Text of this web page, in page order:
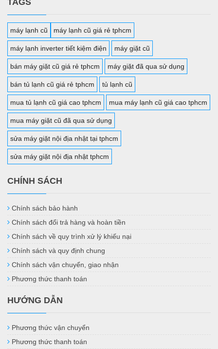
máy lạnh cũ máy lạnh cũ giá rẻ tphcm
máy lạnh inverter tiết kiệm điện máy giặt cũ
bán máy giặt cũ giá rẻ tphcm máy giặt đã qua sử dụng
bán tủ lạnh cũ giá rẻ tphcm tủ lạnh cũ
mua tủ lạnh cũ giá cao tphcm mua máy lạnh cũ giá cao tphcm
mua máy giặt cũ đã qua sử dụng
sửa máy giặt nội địa nhật tại tphcm
sửa máy giặt nội địa nhật tphcm
CHÍNH SÁCH
Chính sách bảo hành
Chính sách đổi trả hàng và hoàn tiền
Chính sách về quy trình xử lý khiếu nại
Chính sách và quy định chung
Chính sách vận chuyển, giao nhận
Phương thức thanh toán
HƯỚNG DẪN
Phương thức vận chuyển
Phương thức thanh toán